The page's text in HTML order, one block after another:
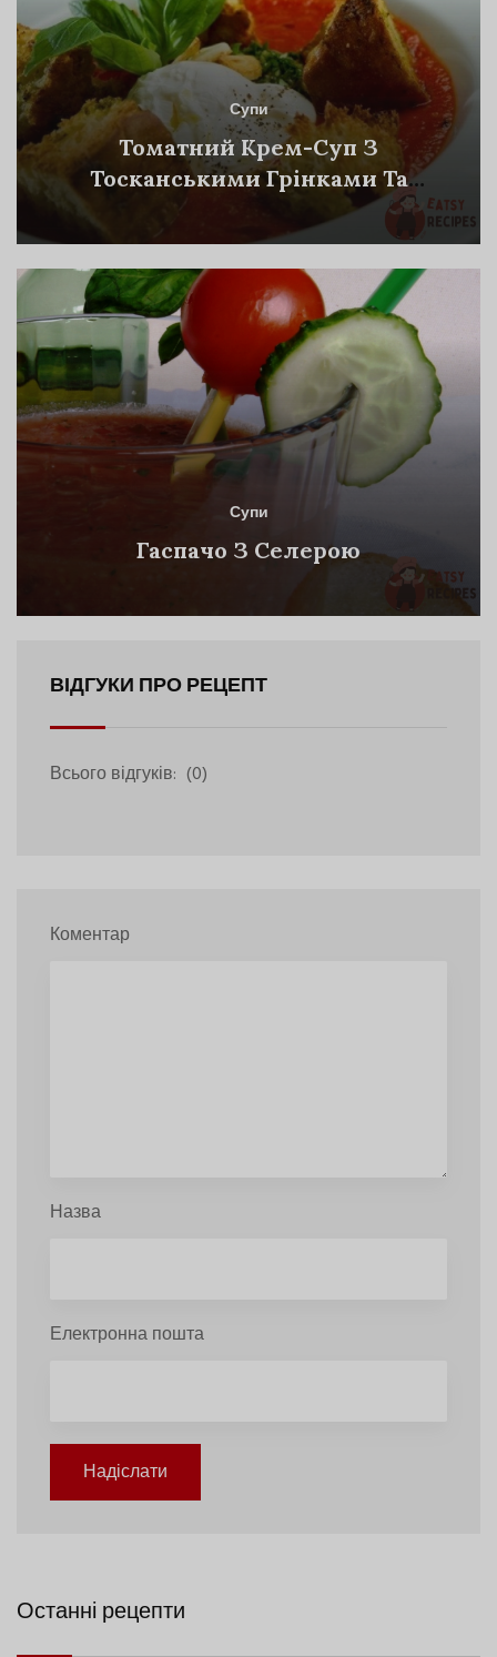
Супи
Томатний Крем-Суп З
Тосканськими Грінками Та
Супи
Гаспачо З Селерою
ВІДГУКИ ПРО РЕЦЕПТ
Всього відгуків: (0)
Коментар
Назва
Електронна пошта
Надіслати
Останні рецепти